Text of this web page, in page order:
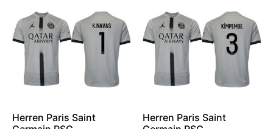
Herren Paris Saint
Herren Paris Saint